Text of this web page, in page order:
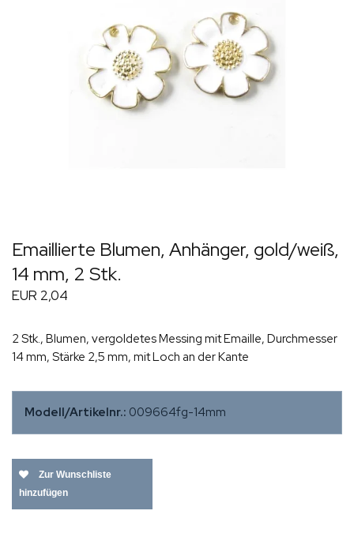
Emaillierte Blumen, Anhänger, gold/weiß,
14 mm, 2 Stk.
EUR 2,04
2 Stk., Blumen, vergoldetes Messing mit Emaille, Durchmesser
14 mm, Stärke 2,5 mm, mit Loch an der Kante
Modell/Artikelnr.: 009664fg-14mm
Zur Wunschliste
hinzufügen